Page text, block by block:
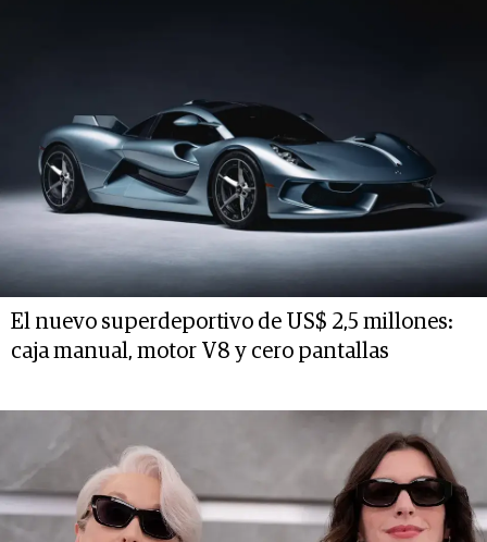
El nuevo superdeportivo de US$ 2,5 millones:
caja manual, motor V8 y cero pantallas